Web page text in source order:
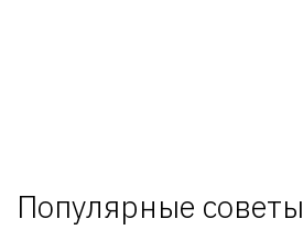
Популярные советы